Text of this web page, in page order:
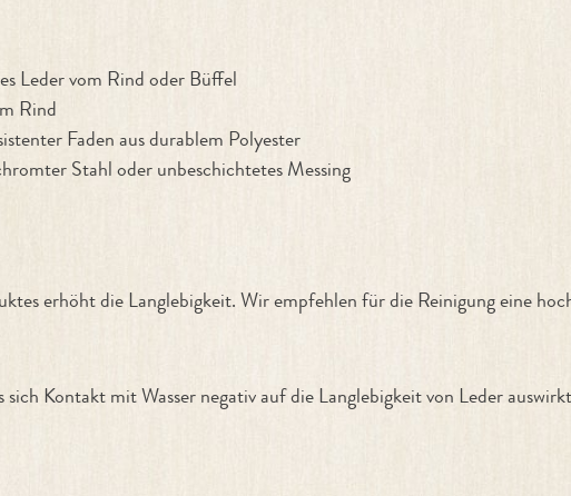
Leder vom Rind oder Büffel
Rind
Faden aus durablem Polyester
Stahl oder unbeschichtetes Messing
erhöht die Langlebigkeit. Wir empfehlen für die Reinigung eine
Kontakt mit Wasser negativ auf die Langlebigkeit von Leder